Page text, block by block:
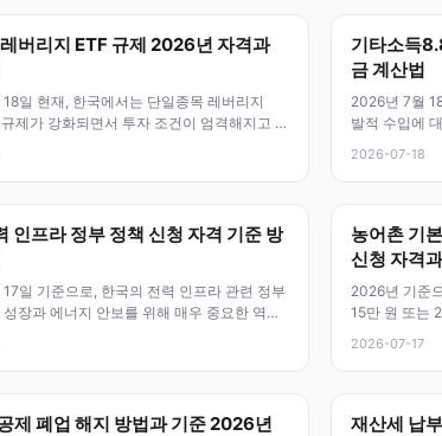
버리지 ETF 규제 2026년 자격과
일 현재, 한국에서는 단일종목 레버리지
제가 강화되면서 투자 조건이 엄격해지고 있
기타소득
금 계산법
2026년 7월
발적 수입에
2026-07-18
인프라 정부 정책 신청 자격 기준 방
일 기준으로, 한국의 전력 인프라 관련 정부
장과 에너지 안보를 위해 매우 중요한 역할
농어촌 기
신청 자격
2026년 기준
15만 원 또는
2026-07-17
제 폐업 해지 방법과 기준 2026년
재산세 납